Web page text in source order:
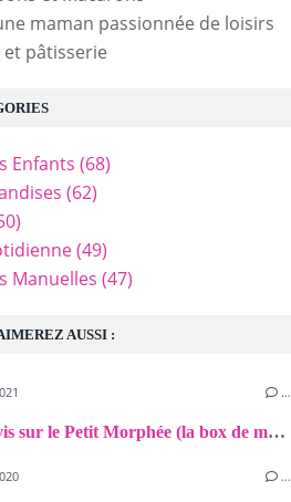
maman passionnée de loisirs
pâtisserie
AUSSI :
…
Notre avis sur le Petit Morphée (la box de méditation non connectée pour les enfants)!
…
Enfants (68)
(62)
(49)
Manuelles (47)